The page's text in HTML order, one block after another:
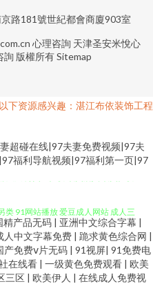
路181號世紀都會商廈903室
心理咨詢 天津圣安米悅心
詢 版權所有Sitemap
下资源感兴趣：湛江布依装饰工程
超碰在线|97夫妻免费视频|97夫
福利导航视频|97福利第一页|97
久 另类av性爱 欧美后入 欧美性爱
91网站播放 爱豆成人网站 成人三
97资源视频总站 国产ts在线 韩国成a
在线网站 97色伦影院 AV天堂资源 东
精产品无码 | 亚洲中文综合字幕 |
人中文字幕免费 | 跪求黄色综合网 |
产免费ⅴ片无码 | 91视屏| 91免费电
在线看 | 一级黄色免费观看 | 欧美
三区 | 欧美伊人 | 在线成人免费视